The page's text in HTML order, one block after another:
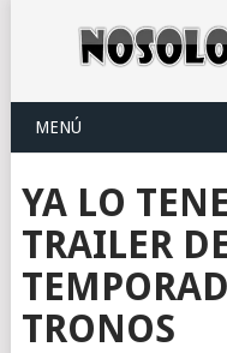
MENÚ
YA LO
TRAILER
TRONOS